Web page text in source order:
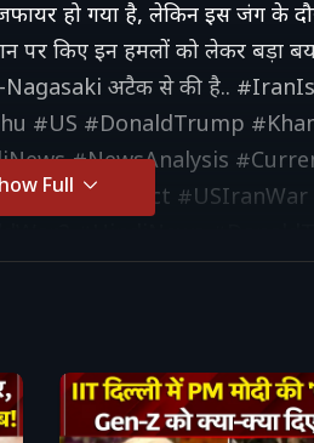
हो गया है, लेकिन इस जंग के
पर किए इन हमलों को लेकर बड़ा
Nagasaki अटैक से की है..
#US #DonaldTrump
#NewsAnalysis
#USIranWar
Full